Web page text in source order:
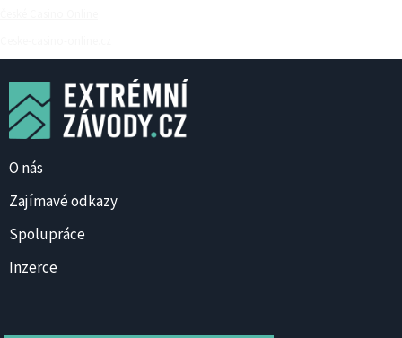
O nás
Zajímavé odkazy
Spolupráce
Inzerce